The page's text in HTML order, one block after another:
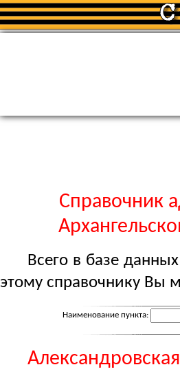
Справочник
Всего в базе
этому справочнику Вы
Наименование пункта: